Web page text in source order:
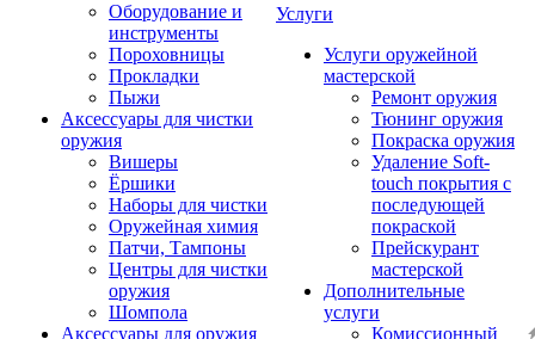
Оборудование и
инструменты
Пороховницы
Прокладки
Пыжи
Аксессуары для чистки
оружия
Вишеры
Ёршики
Наборы для чистки
Оружейная химия
Патчи, Тампоны
Центры для чистки
оружия
Шомпола
Аксессуары для оружия
Услуги
Услуги оружейной
мастерской
Ремонт оружия
Тюнинг оружия
Покраска оружия
Удаление Soft-
touch покрытия с
последующей
покраской
Прейскурант
мастерской
Дополнительные
услуги
Комиссионный